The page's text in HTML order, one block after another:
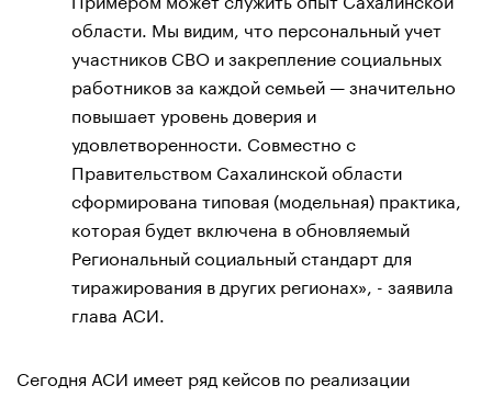
области. Мы видим, что персональный учет
участников СВО и закрепление социальных
работников за каждой семьей — значительно
повышает уровень доверия и
удовлетворенности. Совместно с
Правительством Сахалинской области
сформирована типовая (модельная) практика,
которая будет включена в обновляемый
Региональный социальный стандарт для
тиражирования в других регионах», - заявила
глава АСИ.
Сегодня АСИ имеет ряд кейсов по реализации